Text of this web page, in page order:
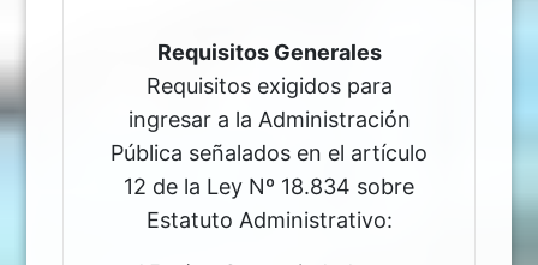
Requisitos Generales
Requisitos exigidos para
ingresar a la Administración
Pública señalados en el artículo
12 de la Ley Nº 18.834 sobre
Estatuto Administrativo: